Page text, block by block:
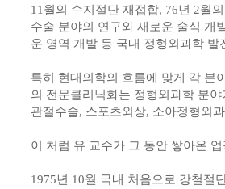
11월의 수지절단 재접합, 76년 2월
수술 분야의 연구와 새로운 술식 개
운 영역 개발 등 국내 정형외과학
특히 현대의학의 흐름에 맞게 각 분
의 전문클리닉화는 정형외과학 분
관절수술, 스포츠외상, 소아정형외
이 처럼 유 교수가 그 동안 쌓아온
1975년 10월 국내 처음으로 강철절